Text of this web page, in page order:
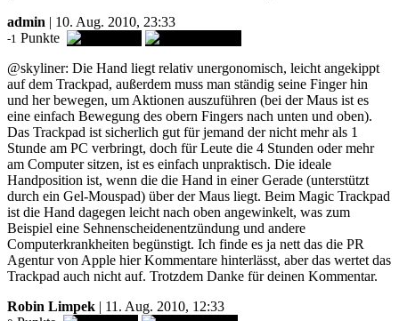
admin | 10. Aug. 2010, 23:33
-1 Punkte
@skyliner: Die Hand liegt relativ unergonomisch, leicht angekippt
auf dem Trackpad, außerdem muss man ständig seine Finger hin
und her bewegen, um Aktionen auszuführen (bei der Maus ist es
eine einfach Bewegung des obern Fingers nach unten und oben).
Das Trackpad ist sicherlich gut für jemand der nicht mehr als 1
Stunde am PC verbringt, doch für Leute die 4 Stunden oder mehr
am Computer sitzen, ist es einfach unpraktisch. Die ideale
Handposition ist, wenn die die Hand in einer Gerade (unterstützt
durch ein Gel-Mouspad) über der Maus liegt. Beim Magic Trackpad
ist die Hand dagegen leicht nach oben angewinkelt, was zum
Beispiel eine Sehnenscheidenentzündung und andere
Computerkrankheiten begünstigt. Ich finde es ja nett das die PR
Agentur von Apple hier Kommentare hinterlässt, aber das wertet das
Trackpad auch nicht auf. Trotzdem Danke für deinen Kommentar.
Robin Limpek | 11. Aug. 2010, 12:33